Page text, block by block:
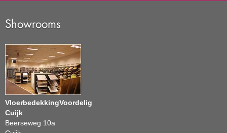
Showrooms
VloerbedekkingVoordelig
Cuijk
Beerseweg 10a